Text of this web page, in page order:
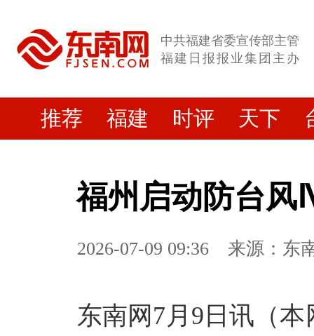
中共福建省委宣传部主管
福建日报报业集团主办
推荐 福建 时评 天下
福州启动防台
2026-07-09 09:36 来源：东
东南网7月9日讯（